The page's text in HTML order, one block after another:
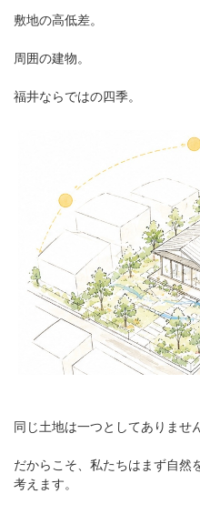
敷地の高低差。
周囲の建物。
福井ならではの四季。
同じ土地は一つとしてありませ
だからこそ、私たちはまず自然
考えます。